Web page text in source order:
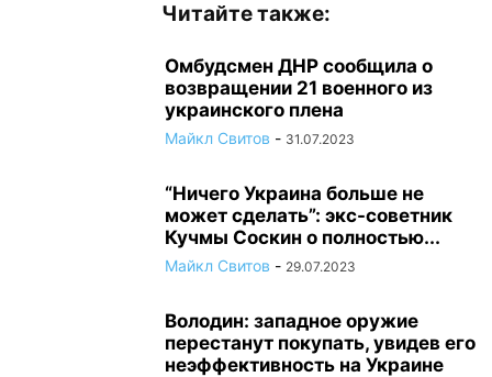
Читайте также:
Омбудсмен ДНР сообщила о
возвращении 21 военного из
украинского плена
Майкл Свитов - 31.07.2023
“Ничего Украина больше не
может сделать”: экс-советник
Кучмы Соскин о полностью...
Майкл Свитов - 29.07.2023
Володин: западное оружие
перестанут покупать, увидев его
неэффективность на Украине